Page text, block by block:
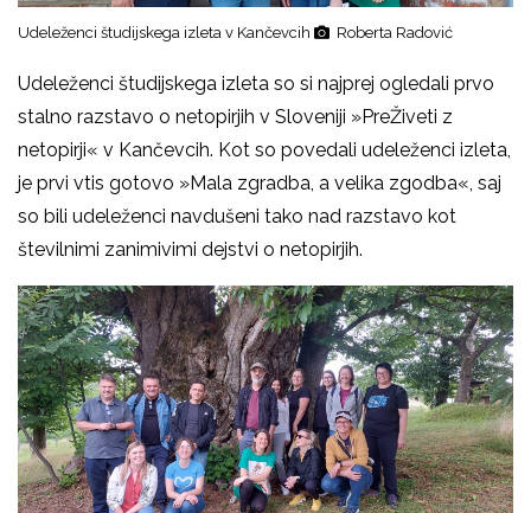
Udeleženci študijskega izleta v Kančevcih Roberta Radović
Udeleženci študijskega izleta so si najprej ogledali prvo
stalno razstavo o netopirjih v Sloveniji »PreŽiveti z
netopirji« v Kančevcih. Kot so povedali udeleženci izleta,
je prvi vtis gotovo »Mala zgradba, a velika zgodba«, saj
so bili udeleženci navdušeni tako nad razstavo kot
številnimi zanimivimi dejstvi o netopirjih.